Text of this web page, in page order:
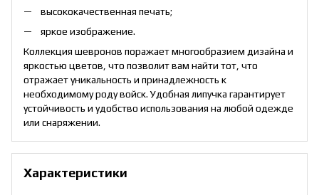
высококачественная печать;
яркое изображение.
Коллекция шевронов поражает многообразием дизайна и
яркостью цветов, что позволит вам найти тот, что
отражает уникальность и принадлежность к
необходимому роду войск. Удобная липучка гарантирует
устойчивость и удобство использования на любой одежде
или снаряжении.
Характеристики